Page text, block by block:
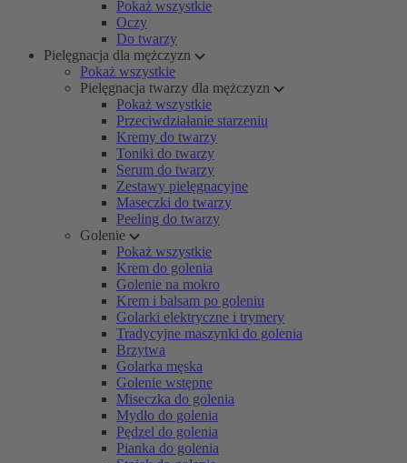
Pokaż wszystkie
Oczy
Do twarzy
Pielęgnacja dla mężczyzn
Pokaż wszystkie
Pielęgnacja twarzy dla mężczyzn
Pokaż wszystkie
Przeciwdziałanie starzeniu
Kremy do twarzy
Toniki do twarzy
Serum do twarzy
Zestawy pielęgnacyjne
Maseczki do twarzy
Peeling do twarzy
Golenie
Pokaż wszystkie
Krem do golenia
Golenie na mokro
Krem i balsam po goleniu
Golarki elektryczne i trymery
Tradycyjne maszynki do golenia
Brzytwa
Golarka męska
Golenie wstępne
Miseczka do golenia
Mydło do golenia
Pędzel do golenia
Pianka do golenia